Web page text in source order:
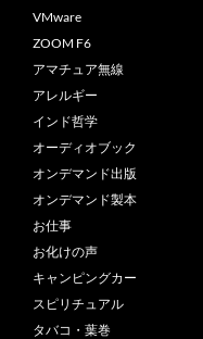
VMware
ZOOM F6
アマチュア無線
アレルギー
インド哲学
オーディオブック
オンデマンド出版
オンデマンド製本
お仕事
お化けの声
キャンピングカー
スピリチュアル
タバコ・葉巻